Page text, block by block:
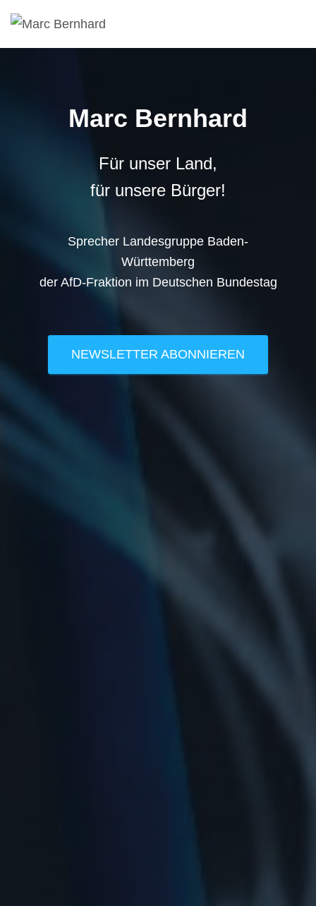
Marc Bernhard
Für unser Land,
für unsere Bürger!
Sprecher Landesgruppe Baden-
Württemberg
der AfD-Fraktion im Deutschen Bundestag
NEWSLETTER ABONNIEREN